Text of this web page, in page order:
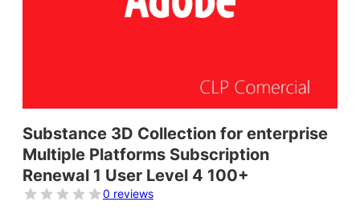
Substance 3D Collection for enterprise
Multiple Platforms Subscription
Renewal 1 User Level 4 100+
0 reviews